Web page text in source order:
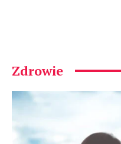
Zdrowie